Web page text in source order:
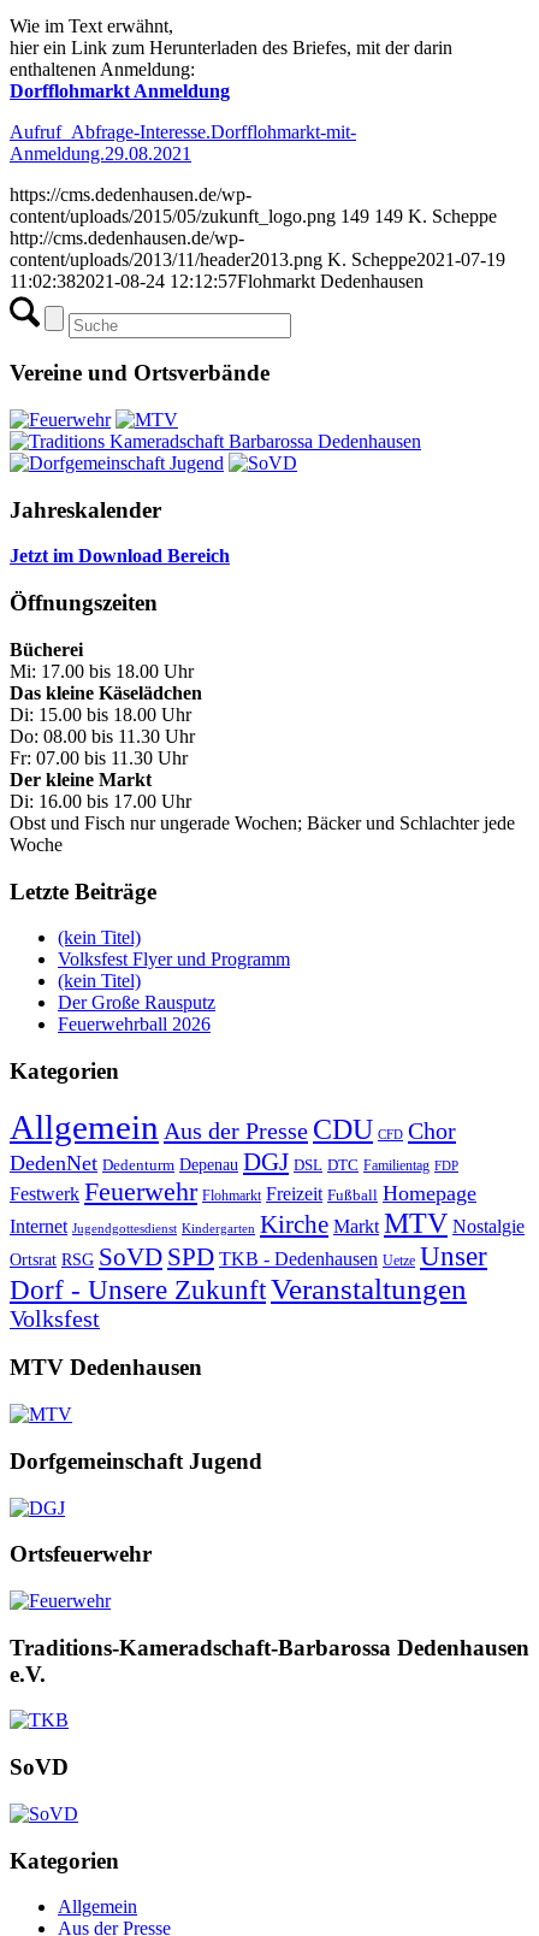
Wie im Text erwähnt,
hier ein Link zum Herunterladen des Briefes, mit der darin
enthaltenen Anmeldung:
Dorfflohmarkt Anmeldung
Aufruf_Abfrage-Interesse.Dorfflohmarkt-mit-
Anmeldung.29.08.2021
https://cms.dedenhausen.de/wp-
content/uploads/2015/05/zukunft_logo.png 149 149 K. Scheppe
http://cms.dedenhausen.de/wp-
content/uploads/2013/11/header2013.png K. Scheppe2021-07-19
11:02:382021-08-24 12:12:57Flohmarkt Dedenhausen
Vereine und Ortsverbände
Jahreskalender
Jetzt im Download Bereich
Öffnungszeiten
Bücherei
Mi: 17.00 bis 18.00 Uhr
Das kleine Käselädchen
Di: 15.00 bis 18.00 Uhr
Do: 08.00 bis 11.30 Uhr
Fr: 07.00 bis 11.30 Uhr
Der kleine Markt
Di: 16.00 bis 17.00 Uhr
Obst und Fisch nur ungerade Wochen; Bäcker und Schlachter jede
Woche
Letzte Beiträge
(kein Titel)
Volksfest Flyer und Programm
(kein Titel)
Der Große Rausputz
Feuerwehrball 2026
Kategorien
Allgemein Aus der Presse CDU CFD Chor
DedenNet Dedenturm Depenau DGJ DSL DTC Familientag FDP
Festwerk Feuerwehr Flohmarkt Freizeit Fußball Homepage
Internet Jugendgottesdienst Kindergarten Kirche Markt MTV Nostalgie
Ortsrat RSG SoVD SPD TKB - Dedenhausen Uetze Unser
Dorf - Unsere ZukunftVeranstaltungen
Volksfest
MTV Dedenhausen
Dorfgemeinschaft Jugend
Ortsfeuerwehr
Traditions-Kameradschaft-Barbarossa Dedenhausen
e.V.
SoVD
Kategorien
Allgemein
Aus der Presse